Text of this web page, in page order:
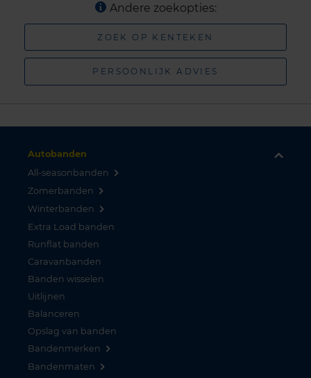
Andere zoekopties:
ZOEK OP KENTEKEN
PERSOONLIJK ADVIES
Autobanden
All-seasonbanden
Zomerbanden
Winterbanden
Extra Load banden
Runflat banden
Caravanbanden
Banden wisselen
Uitlijnen
Balanceren
Opslag van banden
Bandenmerken
Bandenmaten